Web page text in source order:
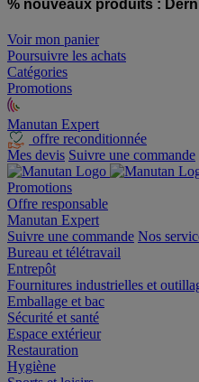
% nouveaux produits :
Voir mon panier
Poursuivre les achats
Catégories
Promotions
Manutan Expert
offre reconditionnée
Mes devis Suivre une commande
Promotions
Offre responsable
Manutan Expert
Suivre une commande Nos
Bureau et télétravail
Entrepôt
Fournitures industrielles et
Emballage et bac
Sécurité et santé
Espace extérieur
Restauration
Hygiène